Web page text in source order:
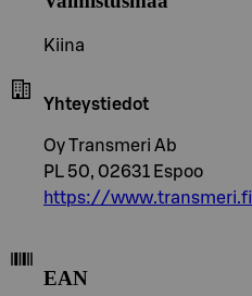
Kiina
Yhteystiedot
Oy Transmeri Ab
PL 50, 02631 Espoo
https://www.transmeri.fi
EAN